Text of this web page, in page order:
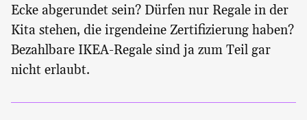
Ecke abgerundet sein? Dürfen nur Regale in der
Kita stehen, die irgendeine Zertifizierung haben?
Bezahlbare IKEA-Regale sind ja zum Teil gar
nicht erlaubt.